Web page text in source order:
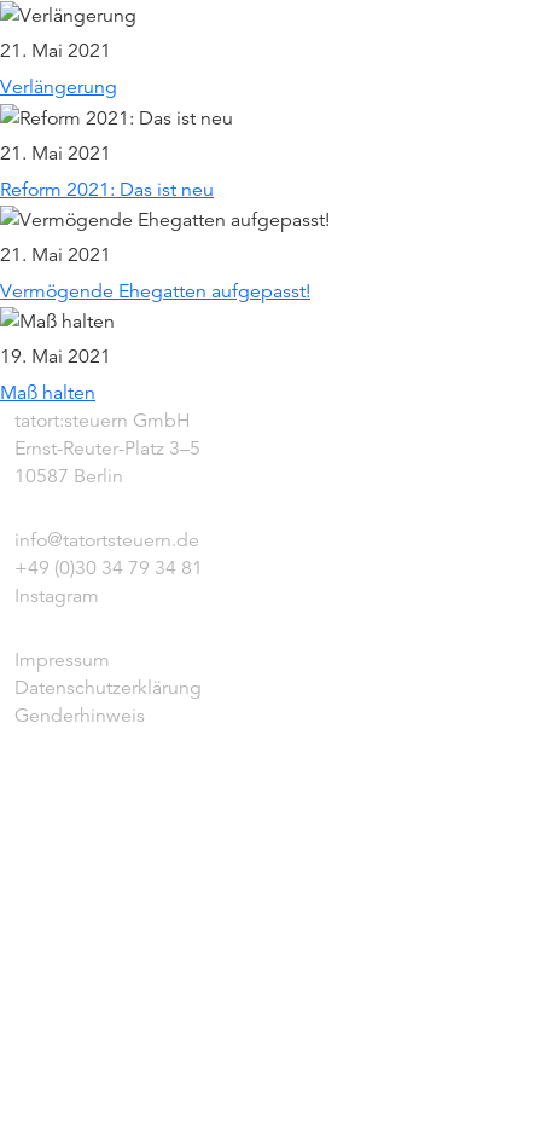
21. Mai 2021
Verlängerung
21. Mai 2021
Reform 2021: Das ist neu
21. Mai 2021
Vermögende Ehegatten aufgepasst!
19. Mai 2021
Maß halten
tatort:steuern GmbH
Ernst-Reuter-Platz 3–5
10587 Berlin
info@tatortsteuern.de
+49 (0)30 34 79 34 81
Instagram
Impressum
Datenschutzerklärung
Genderhinweis